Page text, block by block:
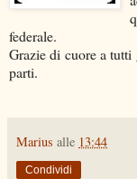
federale.
Grazie di cuore a
parti.
Marius alle 13:44
Condividi